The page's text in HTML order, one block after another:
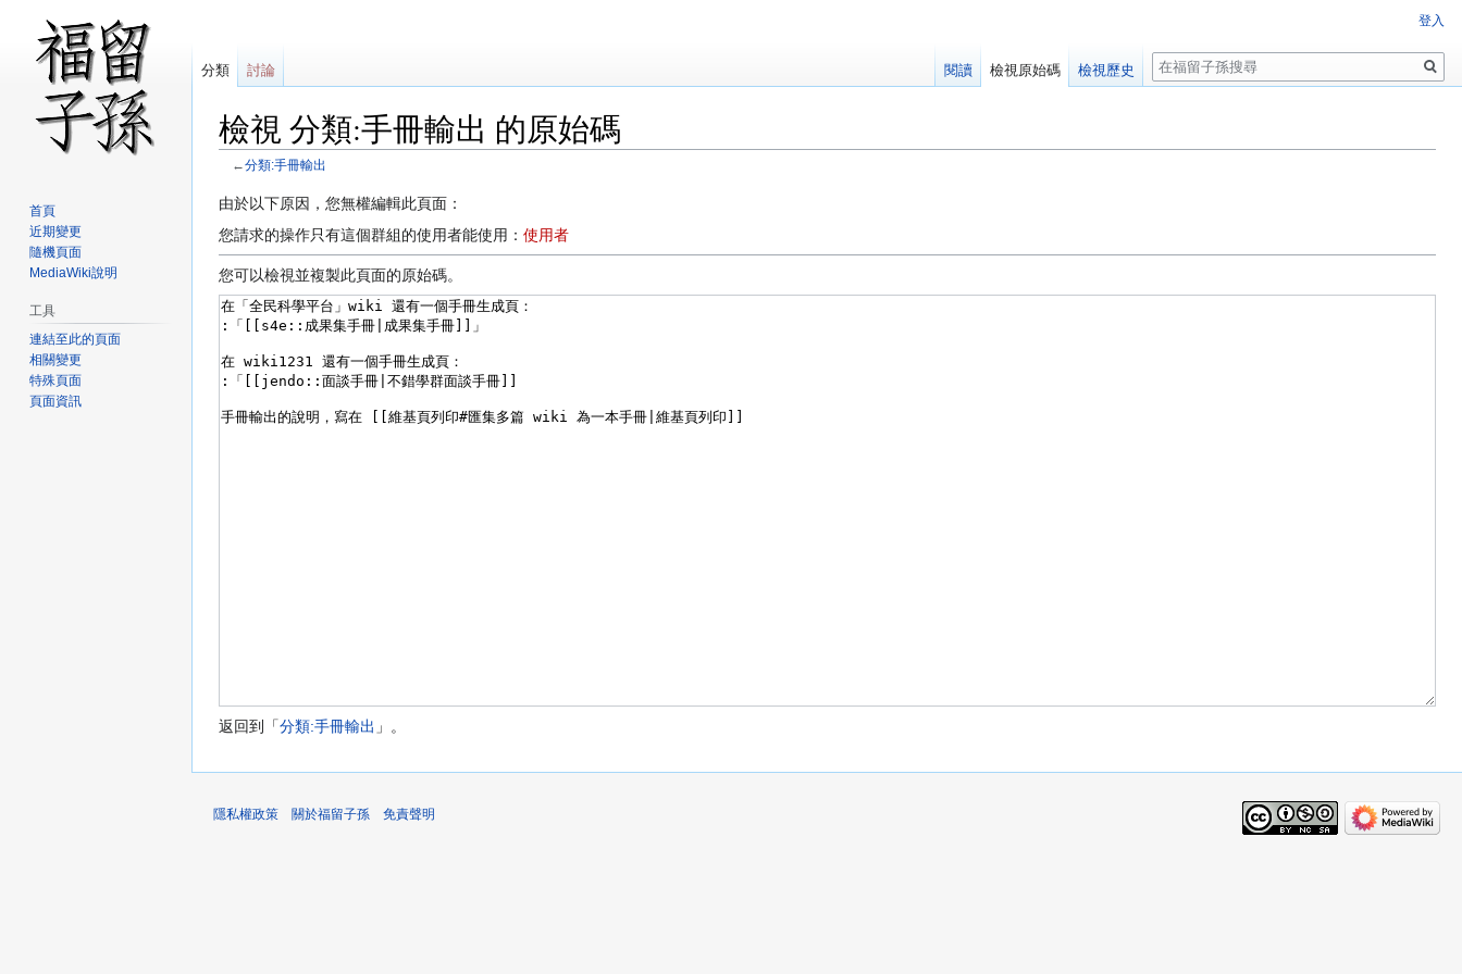
檢視 分類:手冊輸出 的原始碼
←分類:手冊輸出
跳
至
覽
跳
至
尋
由於以下原因，您無權編輯此頁面：
您請求的操作只有這個群組的使用者能使用： 使用者
您可以檢視並複製此頁面的原始碼。
返回到「分類:手冊輸出 」。
登入
分類 討論 閱讀 檢視原始碼 檢視歷史
搜
尋
首頁
近期變更
隨機頁面
MediaWiki說明
工具
連結至此的頁面
相關變更
特殊頁面
頁面資訊
隱私權政策 關於福留子孫 免責聲明